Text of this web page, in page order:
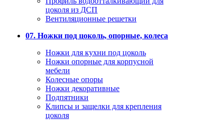
цоколя из ДСП
Вентиляционные решетки
07. Ножки под цоколь, опорные, колеса
Ножки для кухни под цоколь
Ножки опорные для корпусной
мебели
Колесные опоры
Ножки декоративные
Подпятники
Клипсы и защелки для крепления
цоколя